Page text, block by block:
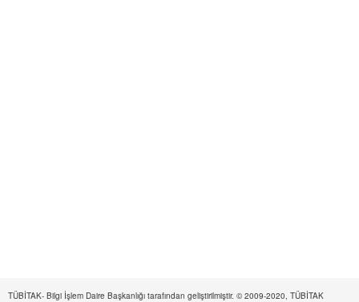
TÜBİTAK- Bilgi İşlem Daire Başkanlığı tarafından geliştirilmiştir. © 2009-2020, TÜBİTAK